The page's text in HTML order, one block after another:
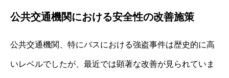
公共交通機関における安全性の改善施策
公共交通機関、特にバスにおける強盗事件は歴史的に高
いレベルでしたが、最近では顕著な改善が見られていま